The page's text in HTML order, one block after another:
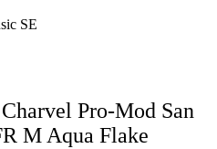
SE
Pro-Mod San
M Aqua Flake